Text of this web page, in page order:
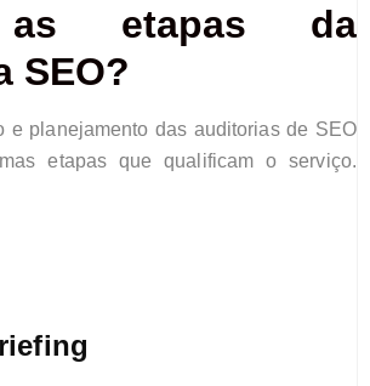
as etapas da
SEO?
e planejamento das auditorias de SEO
etapas que qualificamo serviço.